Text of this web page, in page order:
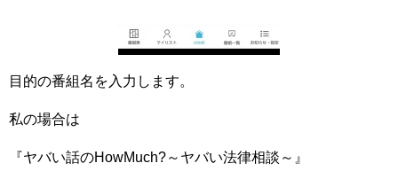
目的の番組名を入力します。
私の場合は
『ヤバい話のHowMuch?～ヤバい法律相談～』